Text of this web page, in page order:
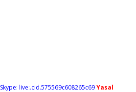
Skype: live:.cid.575569c608265c69Yasal